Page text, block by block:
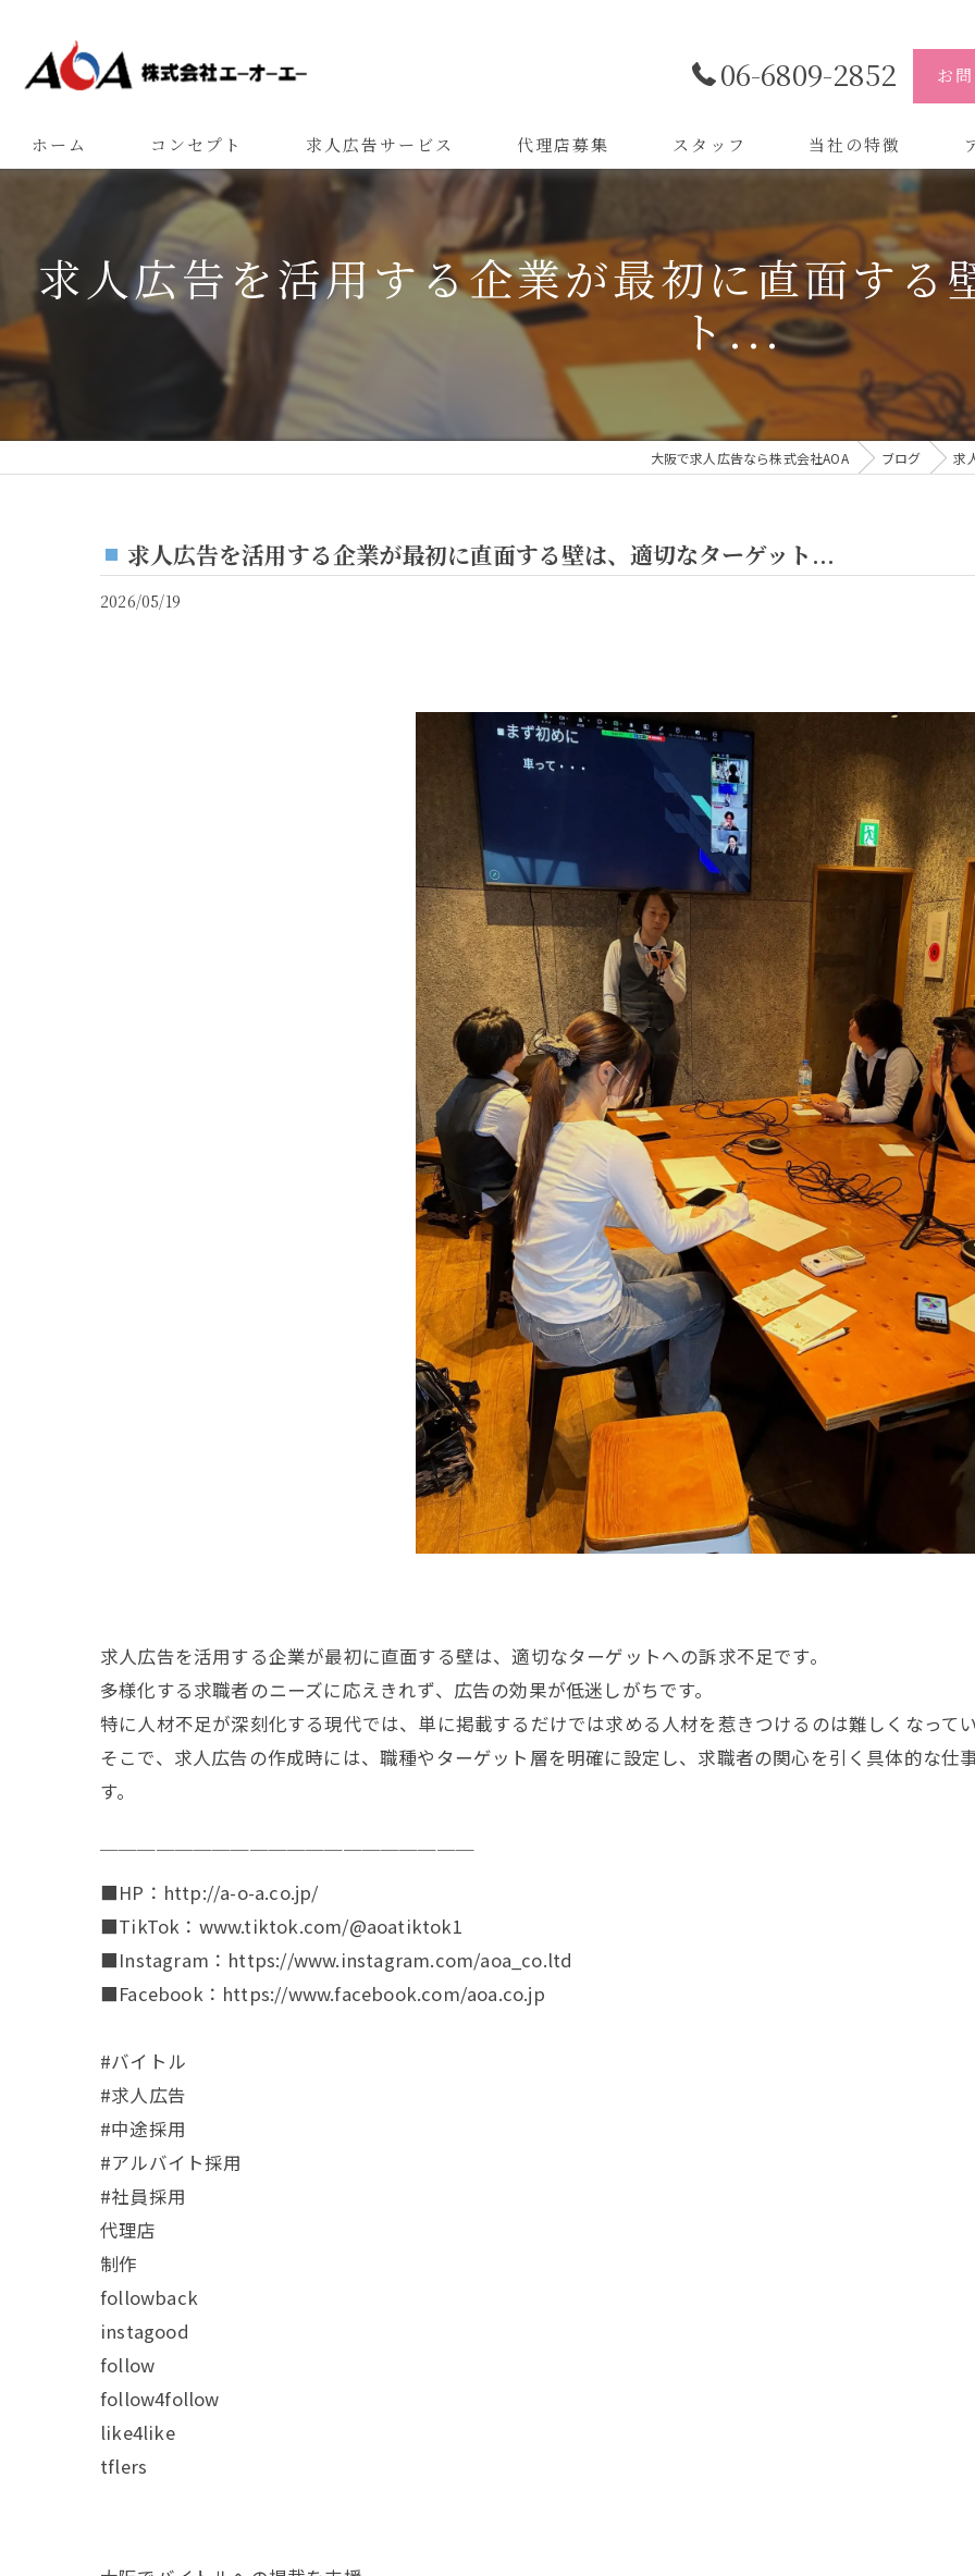
06-6809-2852 お
ホーム コンセプト 求人広告サービス 代理店募集 スタッフ 当社の特徴
制作
バイトル
株
株
求人広告を活用する企業が最初に直面する
ト...
大阪で求人広告なら株式会社AOA ブログ 求
求人広告を活用する企業が最初に直面する壁は、適切なターゲット...
2026/05/19
求人広告を活用する企業が最初に直面する壁は、適切なターゲットへの訴求不足です。
多様化する求職者のニーズに応えきれず、広告の効果が低迷しがちです。
特に人材不足が深刻化する現代では、単に掲載するだけでは求める人材を惹きつけるのは難しくなってい
そこで、求人広告の作成時には、職種やターゲット層を明確に設定し、求職者の関心を引く具体的な仕
す。
￣￣￣￣￣￣￣￣￣￣￣￣￣￣￣￣￣￣￣￣
■HP：http://a-o-a.co.jp/
■TikTok：www.tiktok.com/@aoatiktok1
■Instagram：https://www.instagram.com/aoa_co.ltd
■Facebook：https://www.facebook.com/aoa.co.jp
#バイトル
#求人広告
#中途採用
#アルバイト採用
#社員採用
代理店
制作
followback
instagood
follow
follow4follow
like4like
tflers